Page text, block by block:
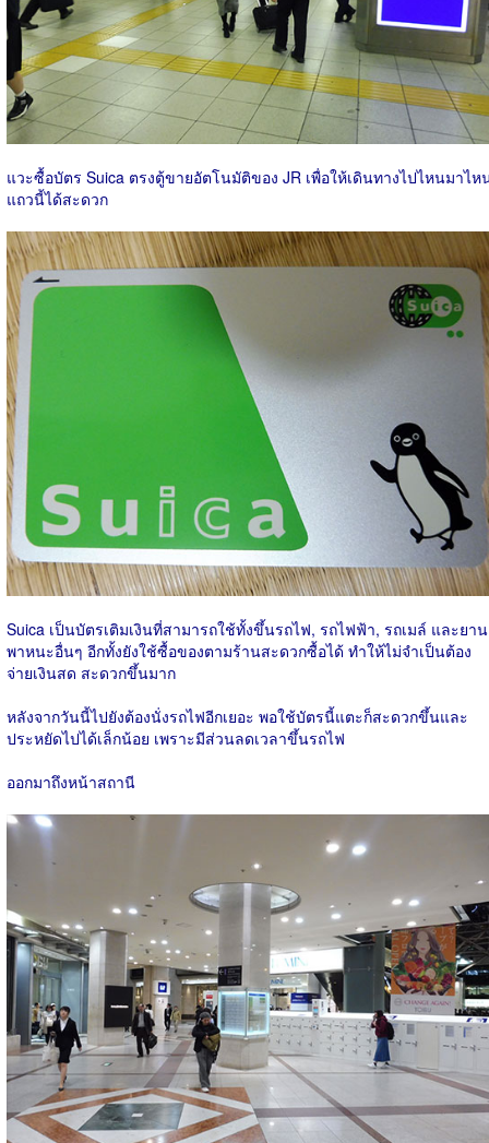
แวะซื้อบัตร Suica ตรงตู้ขายอัตโนมัติของ JR เพื่อให้เดินทางไปไหนมาไห
แถวนี้ได้สะดวก
Suica เป็นบัตรเติมเงินที่สามารถใช้ทั้งขึ้นรถไฟ, รถไฟฟ้า, รถเมล์ และยาน
พาหนะอื่นๆ อีกทั้งยังใช้ซื้อของตามร้านสะดวกซื้อได้ ทำให้ไม่จำเป็นต้อง
จ่ายเงินสด สะดวกขึ้นมาก
หลังจากวันนี้ไปยังต้องนั่งรถไฟอีกเยอะ พอใช้บัตรนี้แตะก็สะดวกขึ้นและ
ประหยัดไปได้เล็กน้อย เพราะมีส่วนลดเวลาขึ้นรถไฟ
ออกมาถึงหน้าสถานี